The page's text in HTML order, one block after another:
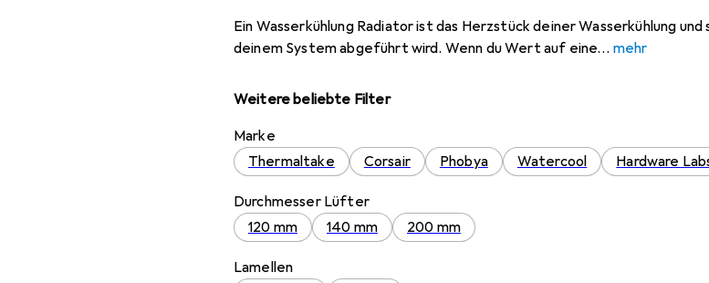
Ein Wasserkühlung Radiator ist das Herzstück deiner Wasserkühlung
deinem System abgeführt wird. Wenn du Wert auf eine
mehr
Weitere beliebte Filter
Marke
Thermaltake
Corsair Phobya Watercool Hardware
Durchmesser Lüfter
120 mm
140 mm 200 mm
Lamellen